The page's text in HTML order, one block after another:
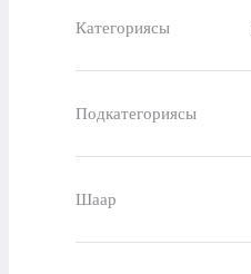
Категориясы
Подкатегориясы
Шаар